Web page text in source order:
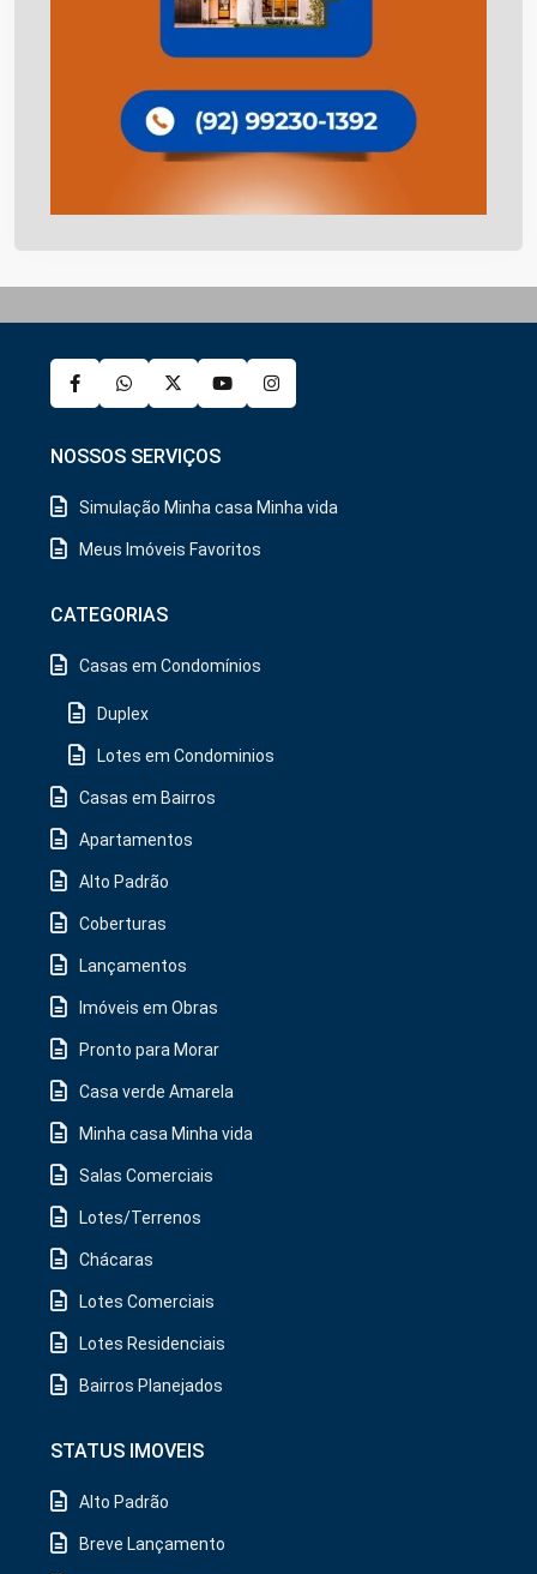
NOSSOS SERVIÇOS
Simulação Minha casa Minha vida
Meus Imóveis Favoritos
CATEGORIAS
Casas em Condomínios
Duplex
Lotes em Condominios
Casas em Bairros
Apartamentos
Alto Padrão
Coberturas
Lançamentos
Imóveis em Obras
Pronto para Morar
Casa verde Amarela
Minha casa Minha vida
Salas Comerciais
Lotes/Terrenos
Chácaras
Lotes Comerciais
Lotes Residenciais
Bairros Planejados
STATUS IMOVEIS
Alto Padrão
Breve Lançamento